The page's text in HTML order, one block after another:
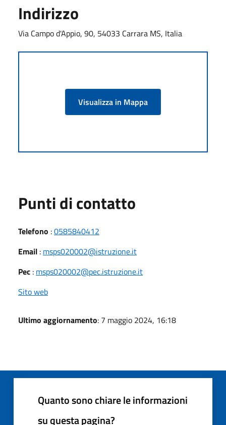
Indirizzo
Via Campo d'Appio, 90, 54033 Carrara MS, Italia
Visualizza in Mappa
Punti di contatto
Telefono :0585840412
Email : msps020002@istruzione.it
Pec : msps020002@pec.istruzione.it
Sito web
Ultimo aggiornamento: 7 maggio 2024, 16:18
Quanto sono chiare le informazioni
su questa pagina?